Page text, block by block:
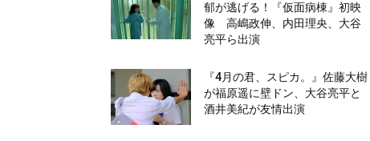
郁が逃げる！『仮面病棟』初映
像 高嶋政伸、内田理央、大谷
亮平ら出演
『4月の君、スピカ。』佐藤大樹
が福原遥に壁ドン、大谷亮平と
酒井美紀が友情出演